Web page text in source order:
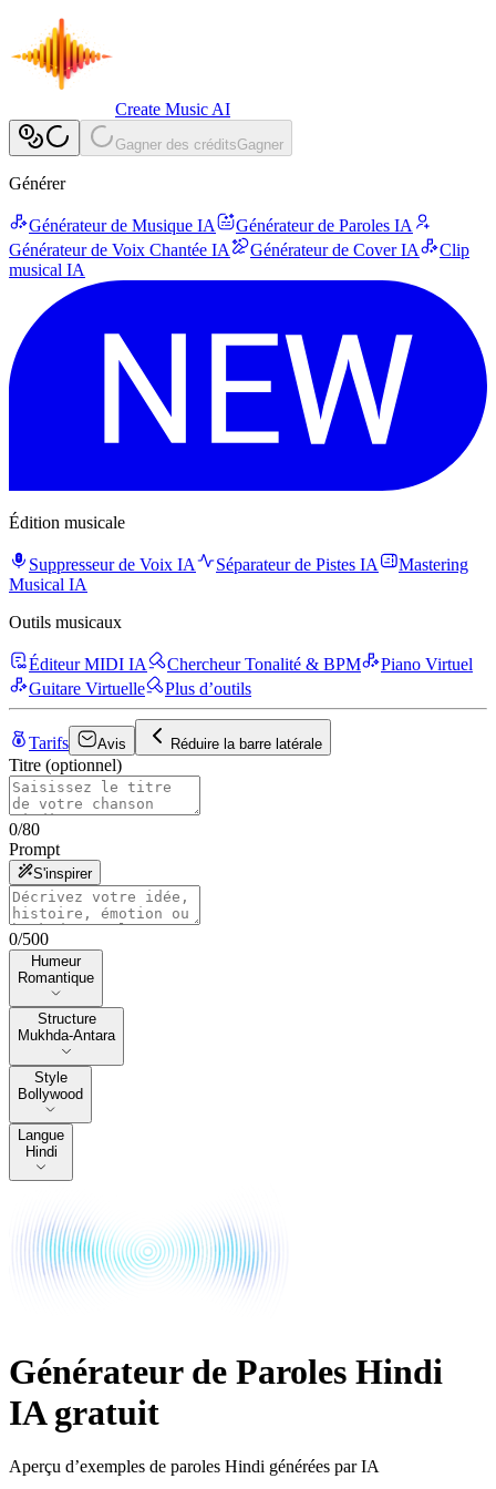
Create Music AI
Gagner des créditsGagner
Générer
Générateur de Musique IA
Générateur de Paroles IA
Générateur de Voix Chantée IA
Générateur de Cover IA
Clip
musical IA
Édition musicale
Suppresseur de Voix IA Séparateur de Pistes IA
Mastering
Musical IA
Outils musicaux
Éditeur MIDI IA Chercheur Tonalité & BPM
Piano Virtuel
Guitare Virtuelle
Plus d’outils
Tarifs Avis Réduire la barre latérale
Titre (optionnel)
0/80
Prompt
S'inspirer
0/500
Humeur
Humeur
Romantique
Structure
Structure
Mukhda-Antara
StyleStyle
Bollywood
Langue
Langue
Hindi
Générateur de Paroles Hindi
IA gratuit
Aperçu d’exemples de paroles Hindi générées par IA